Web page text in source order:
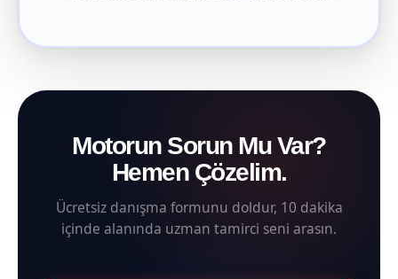
Motorun Sorun Mu Var?
Hemen Çözelim.
Ücretsiz danışma formunu doldur, 10 dakika
içinde alanında uzman tamirci seni arasın.